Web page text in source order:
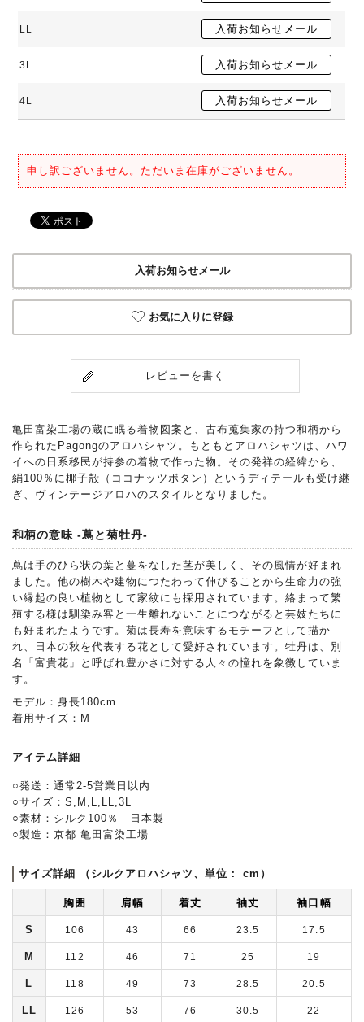
LL
3L
4L
申し訳ございません。ただいま在庫がございません。
入荷お知らせメール
お気に入りに登録
レビューを書く
亀田富染工場の蔵に眠る着物図案と、古布蒐集家の持つ和柄から
作られたPagongのアロハシャツ。もともとアロハシャツは、ハワ
イへの日系移民が持参の着物で作った物。その発祥の経緯から、
絹100％に椰子殻（ココナッツボタン）というディテールも受け継
ぎ、ヴィンテージアロハのスタイルとなりました。
和柄の意味 -蔦と菊牡丹-
蔦は手のひら状の葉と蔓をなした茎が美しく、その風情が好まれ
ました。他の樹木や建物につたわって伸びることから生命力の強
い縁起の良い植物として家紋にも採用されています。絡まって繁
殖する様は馴染み客と一生離れないことにつながると芸妓たちに
も好まれたようです。菊は長寿を意味するモチーフとして描か
れ、日本の秋を代表する花として愛好されています。牡丹は、別
名「富貴花」と呼ばれ豊かさに対する人々の憧れを象徴していま
す。
モデル：身長180cm
着用サイズ：M
アイテム詳細
○発送：通常2-5営業日以内
○サイズ：S,M,L,LL,3L
○素材：シルク100％ 日本製
○製造：京都 亀田富染工場
サイズ詳細 （シルクアロハシャツ、単位： cm）
胸囲 肩幅 着丈 袖丈 袖口幅
S 106 43 66 23.5 17.5
M 112 46 71 25 19
L 118 49 73 28.5 20.5
LL 126 53 76 30.5 22